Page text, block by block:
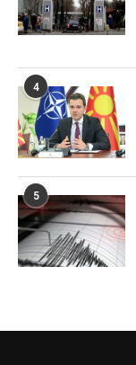
4
5